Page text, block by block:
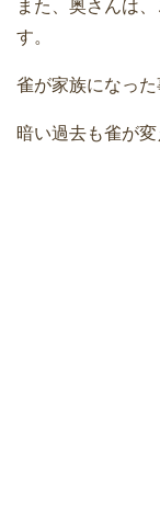
また、奥さんは
す。
雀が家族になった
暗い過去も雀が変